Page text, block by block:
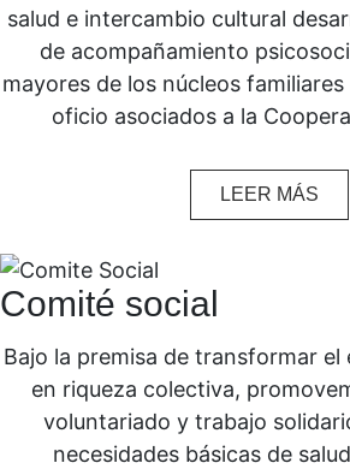
salud e intercambio cultural
de acompañamiento
mayores de los núcleos
oficio asociados a la
LEER MÁS
Comité social
Bajo la premisa de transformar el
en riqueza colectiva,
voluntariado y trabajo
necesidades básicas de